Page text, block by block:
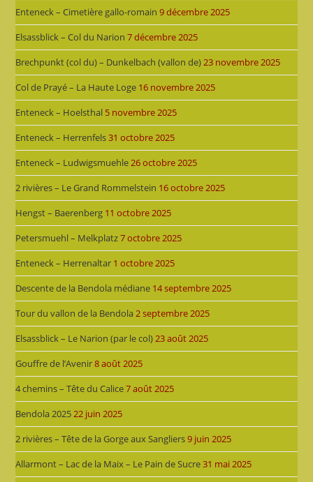
Enteneck – Cimetière gallo-romain 9 décembre 2025
Elsassblick – Col du Narion 7 décembre 2025
Brechpunkt (col du) – Dunkelbach (vallon de)23 novembre 2025
Col de Prayé – La Haute Loge 16 novembre 2025
Enteneck – Hoelsthal 5 novembre 2025
Enteneck – Herrenfels31 octobre 2025
Enteneck – Ludwigsmuehle26 octobre 2025
2 rivières – Le Grand Rommelstein 16 octobre 2025
Hengst – Baerenberg 11 octobre 2025
Petersmuehl – Melkplatz7 octobre 2025
Enteneck – Herrenaltar 1 octobre 2025
Descente de la Bendola médiane 14 septembre 2025
Tour du vallon de la Bendola2 septembre 2025
Elsassblick – Le Narion (par le col)23 août 2025
Gouffre de l’Avenir8 août 2025
4 chemins – Tête du Calice7 août 2025
Bendola 202522 juin 2025
2 rivières – Tête de la Gorge aux Sangliers9 juin 2025
Allarmont – Lac de la Maix – Le Pain de Sucre31 mai 2025